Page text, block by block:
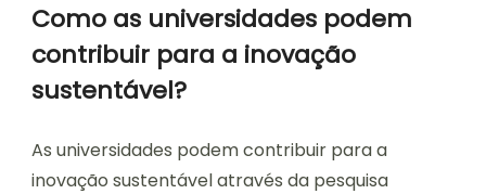
Como as universidades podem
contribuir para a inovação
sustentável?
As universidades podem contribuir para a
inovação sustentável através da pesquisa